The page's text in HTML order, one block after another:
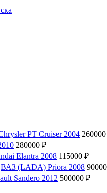
PT Cruiser 2004
280000 ₽
Elantra 2008 115000 ₽
ВАЗ (LADA) Priora 2008
Sandero 2012 500000 ₽